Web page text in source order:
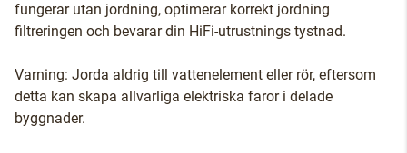
fungerar utan jordning, optimerar korrekt jordning
filtreringen och bevarar din HiFi-utrustnings tystnad.
Varning: Jorda aldrig till vattenelement eller rör, eftersom
detta kan skapa allvarliga elektriska faror i delade
byggnader.